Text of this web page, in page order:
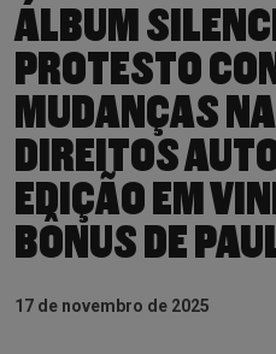
ÁLBUM
PROTESTO
MUDANÇAS
DIREITOS
EDIÇÃO EM
BÔNUS DE
17 de novembro de 2025